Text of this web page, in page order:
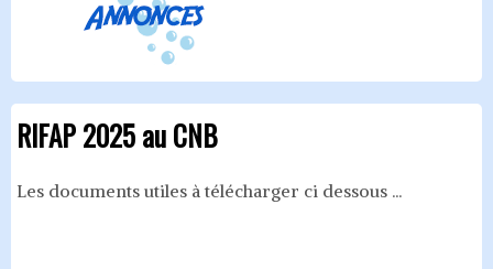
RIFAP 2025 au CNB
Les documents utiles à télécharger ci dessous ...